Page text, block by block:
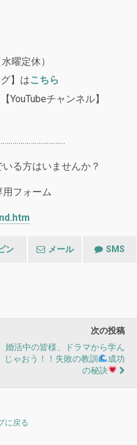
曜定休）
】はこちら
YouTubeチャンネル】
る方はいませんか？
用フォーム
ン メール SMS
次の投稿
婚活中の皆様、ドラマから学ん
じゃおう！！失敗の教訓
成功
の秘訣
に戻る